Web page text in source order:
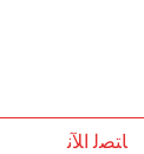
ﺎﺘﺼﻟ ﺍﻶﻧ